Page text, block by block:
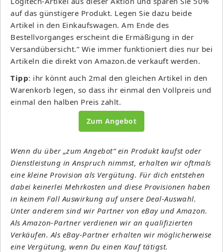
auf das günstigere Produkt. Legen Sie dazu beide
Artikel in den Einkaufswagen. Am Ende des
Bestellvorganges erscheint die Ermäßigung in der
Versandübersicht.” Wie immer funktioniert dies nur bei
Artikeln die direkt von Amazon.de verkauft werden.
Tipp: ihr könnt auch 2mal den gleichen Artikel in den
Warenkorb legen, so dass ihr einmal den Vollpreis und
einmal den halben Preis zahlt.
Zum Angebot
Wenn du über „zum Angebot“ ein Produkt kaufst oder
Dienstleistung in Anspruch nimmst, erhalten wir oftmals
eine kleine Provision als Vergütung. Für dich entstehen
dabei keinerlei Mehrkosten und diese Provisionen haben
in keinem Fall Auswirkung auf unsere Deal-Auswahl.
Unter anderem sind wir Partner von eBay und Amazon.
Als Amazon-Partner verdienen wir an qualifizierten
Verkäufen. Als eBay-Partner erhalten wir möglicherweise
eine Vergütung, wenn Du einen Kauf tätigst.